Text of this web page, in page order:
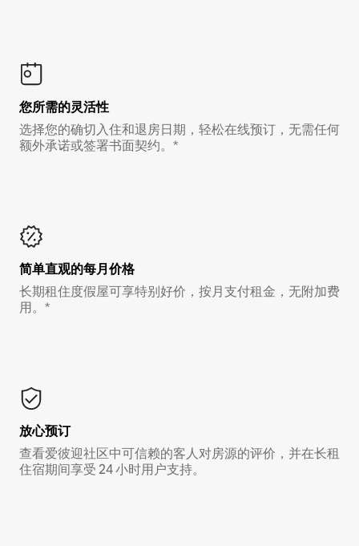
您所需的灵活性
选择您的确切入住和退房日期，轻松在线预订，无需任何
额外承诺或签署书面契约。*
简单直观的每月价格
长期租住度假屋可享特别好价，按月支付租金，无附加费
用。*
放心预订
查看爱彼迎社区中可信赖的客人对房源的评价，并在长租
住宿期间享受 24 小时用户支持。